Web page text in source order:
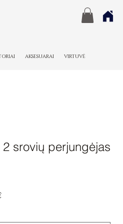
AKSESUARAI VIRTUVĖ
2 srovių perjungėjas
Pardavimo